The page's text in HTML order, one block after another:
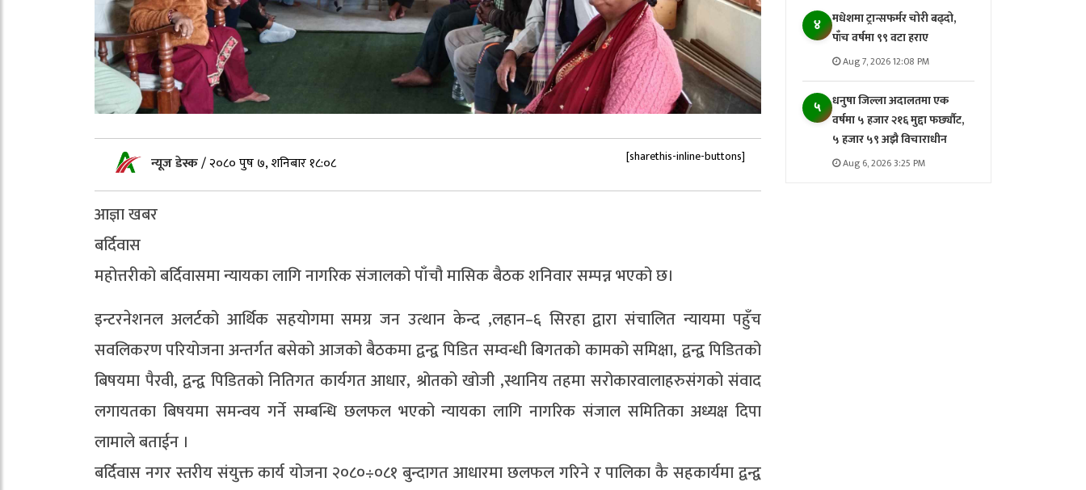
न्यूज डेस्क/२०८० पुष ७, शनिबार १८:०८ [sharethis-inline-buttons]
आज्ञा खबर
बर्दिवास
महोत्तरीको बर्दिवासमा न्यायका लागि नागरिक संजालको पाँचौ मासिक बैठक शनिवार सम्पन्न भएको छ।
इन्टरनेशनल अलर्टको आर्थिक सहयोगमा समग्र जन उत्थान केन्द ,लहान–६ सिरहा द्वारा संचालित न्यायमा पहुँच
सवलिकरण परियोजना अन्तर्गत बसेको आजको बैठकमा द्वन्द्व पिडित सम्वन्धी बिगतको कामको समिक्षा, द्वन्द्व पिडितको
बिषयमा पैरवी, द्वन्द्व पिडितको नितिगत कार्यगत आधार, श्रोतको खोजी ,स्थानिय तहमा सरोकारवालाहरुसंगको संवाद
लगायतका बिषयमा समन्वय गर्ने सम्बन्धि छलफल भएको न्यायका लागि नागरिक संजाल समितिका अध्यक्ष दिपा
लामाले बताईन ।
बर्दिवास नगर स्तरीय संयुक्त कार्य योजना २०८०÷०८१ बुन्दागत आधारमा छलफल गरिने र पालिका कै सहकार्यमा द्वन्द्व
४
मधेशमा ट्रान्सफर्मर चोरी बढ्दो,
पाँच वर्षमा ९९ वटा हराए
Aug 7, 2026 12:08 PM
५
धनुषा जिल्ला अदालतमा एक
वर्षमा ५ हजार २१६ मुद्दा फर्छ्यौट,
५ हजार ५९ अझै विचाराधीन
Aug 6, 2026 3:25 PM